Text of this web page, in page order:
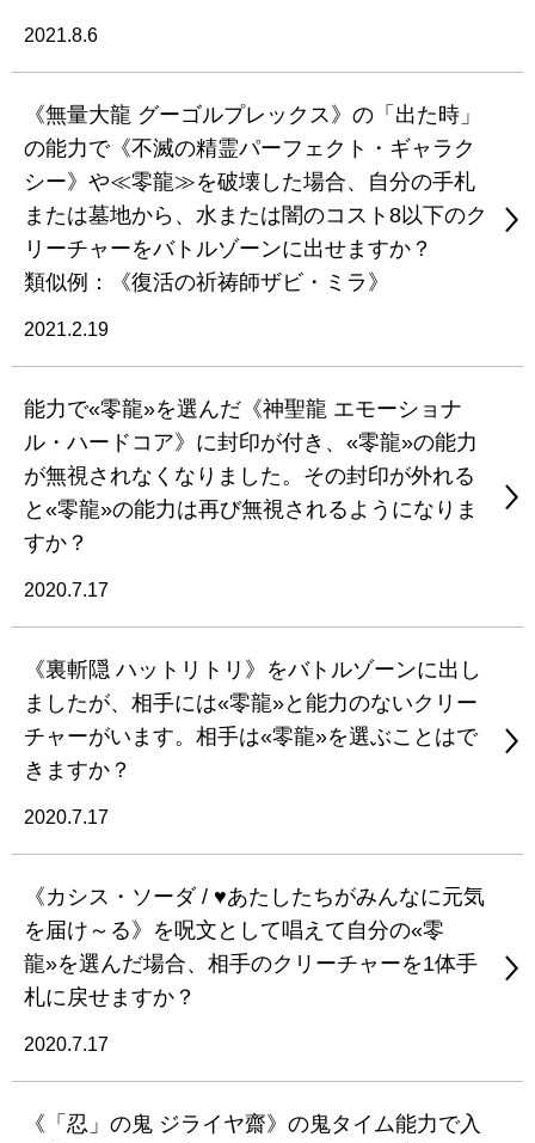
2021.8.6
《無量大龍 グーゴルプレックス》の「出た時」
の能力で《不滅の精霊パーフェクト・ギャラク
シー》や≪零龍≫を破壊した場合、自分の手札
または墓地から、水または闇のコスト8以下のク
リーチャーをバトルゾーンに出せますか？
類似例：《復活の祈祷師ザビ・ミラ》
2021.2.19
能力で«零龍»を選んだ《神聖龍 エモーショナ
ル・ハードコア》に封印が付き、«零龍»の能力
が無視されなくなりました。その封印が外れる
と«零龍»の能力は再び無視されるようになりま
すか？
2020.7.17
《裏斬隠 ハットリトリ》をバトルゾーンに出し
ましたが、相手には«零龍»と能力のないクリー
チャーがいます。相手は«零龍»を選ぶことはで
きますか？
2020.7.17
《カシス・ソーダ / ♥あたしたちがみんなに元気
を届け～る》を呪文として唱えて自分の«零
龍»を選んだ場合、相手のクリーチャーを1体手
札に戻せますか？
2020.7.17
《「忍」の鬼 ジライヤ齋》の鬼タイム能力で入